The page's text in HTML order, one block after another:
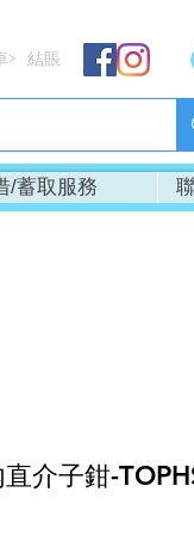
結賬
/蓄取服務
介子鉗-